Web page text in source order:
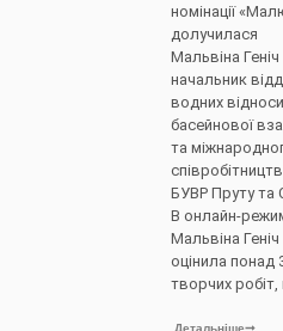
номінації
долучилася
Мальвіна
начальник
водних
басейнової
та
БУВР Пруту та
В онлайн-
Мальвіна Геніч
оцінила понад
творчих
Детальніше